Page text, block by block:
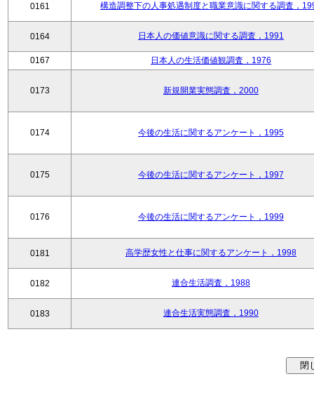
0161 構造調整下の人事処遇制度と職業意識に関する調査，
0164 日本人の価値意識に関する調査，1991
0167 日本人の生活価値観調査，1976
0173 新規開業実態調査，2000
0174 今後の生活に関するアンケート，1995
0175 今後の生活に関するアンケート，1997
0176 今後の生活に関するアンケート，1999
0181 高学歴女性と仕事に関するアンケート，1998
0182 連合生活調査，1988
0183 連合生活実態調査，1990